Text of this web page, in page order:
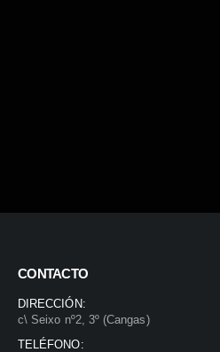
CONTACTO
DIRECCIÓN:
c\ Seixo nº2, 3º (Cangas)
TELÉFONO: